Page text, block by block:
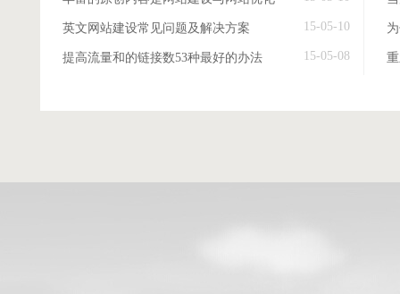
英文网站建设常见问题及解决方案 15-05-10
提高流量和的链接数53种最好的办法 15-05-08